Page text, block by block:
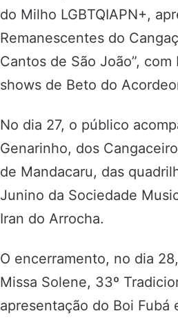
do Milho LGBTQIAPN+,
Remanescentes do
Cantos de São João”,
shows de Beto do
No dia 27, o público
Genarinho, dos
de Mandacaru, das
Junino da Sociedade
Iran do Arrocha.
O encerramento, no dia
Missa Solene, 33º
apresentação do Boi Fubá